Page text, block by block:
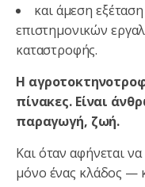
και άμεση
επιστημονικών
καταστροφής.
Η
πίνακες. Είναι
παραγωγή, ζωή.
Και όταν αφήνεται
μόνο ένας κλάδος —